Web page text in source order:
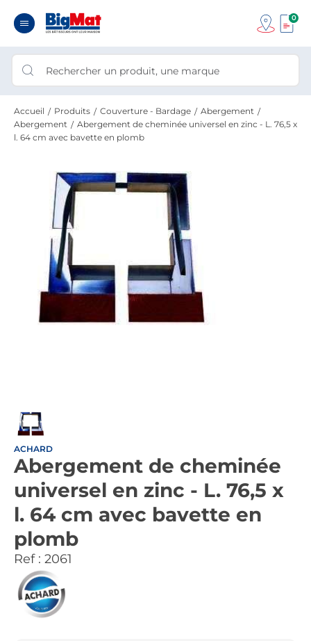
0
Accueil Produits Couverture - Bardage
Abergement
Abergement
Abergement de cheminée universel en zinc - L. 76,5 x
l. 64 cm avec bavette en plomb
ACHARD
Abergement de cheminée
universel en zinc - L. 76,5 x
l. 64 cm avec bavette en
plomb
Ref : 2061